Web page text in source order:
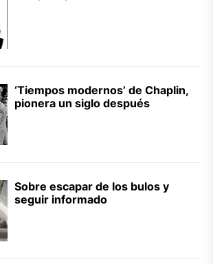
‘Tiempos modernos’ de Chaplin,
pionera un siglo después
Sobre escapar de los bulos y
seguir informado